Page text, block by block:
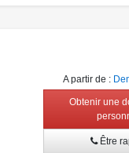
A partir de :
Obtenir une
Être